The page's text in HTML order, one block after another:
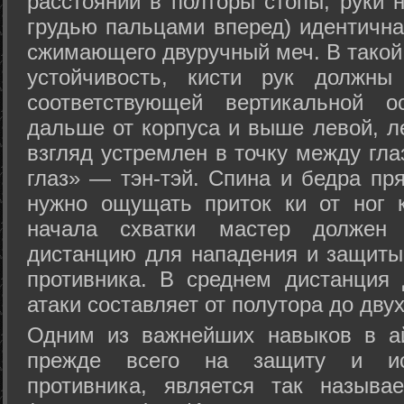
грудью пальцами вперед)
сжимающего двуручный меч. В
устойчивость, кисти рук
соответствующей
дальше от корпуса и выше левой,
взгляд устремлен в точку между
глаз» — тэн-тэй. Спина и бедра
нужно ощущать приток ки от
начала схватки мастер должен
дистанцию для нападения и
противника. В среднем
атаки составляет от полутора до
Одним из важнейших навыков в
прежде всего на защиту и
противника, является так